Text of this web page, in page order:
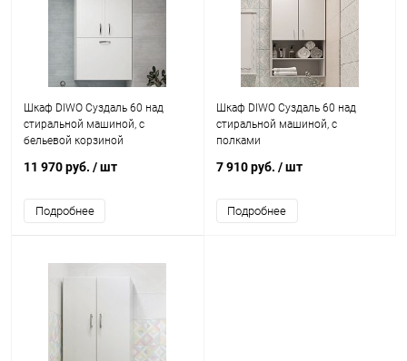
Шкаф DIWO Суздаль 60 над
стиральной машиной, с
бельевой корзиной
11 970 руб. / шт
Подробнее
Шкаф DIWO Суздаль 60 над
стиральной машиной, с
полками
7 910 руб. / шт
Подробнее